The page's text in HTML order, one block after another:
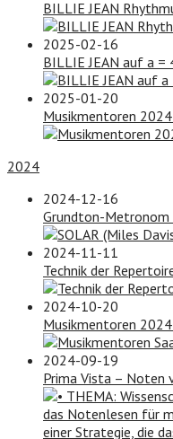
BILLIE JEAN
2025-02-16
BILLIE JEAN auf a
2025-01-20
Musikmentoren
2024
2024-12-16
Grundton-Metronom
2024-11-11
Technik der
2024-10-20
Musikmentoren
2024-09-19
Prima Vista –